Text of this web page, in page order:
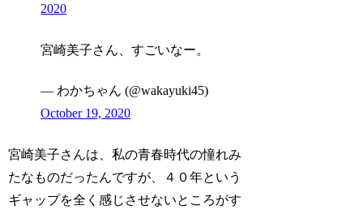
2020
宮崎美子さん、すごいなー。
— わかちゃん (@wakayuki45)
October 19, 2020
宮崎美子さんは、私の青春時代の憧れみ
たなものだったんですが、４０年という
ギャップを全く感じさせないところがす